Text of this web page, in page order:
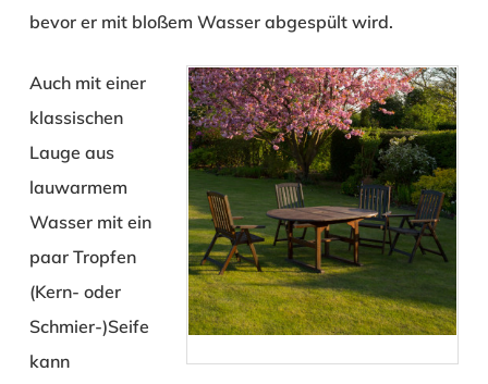
bevor er mit bloßem Wasser abgespült wird.
Auch mit einer
klassischen
Lauge aus
lauwarmem
Wasser mit ein
paar Tropfen
(Kern- oder
Schmier-)Seife
kann